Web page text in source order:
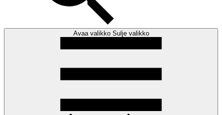
Avaa valikko Sulje valikko